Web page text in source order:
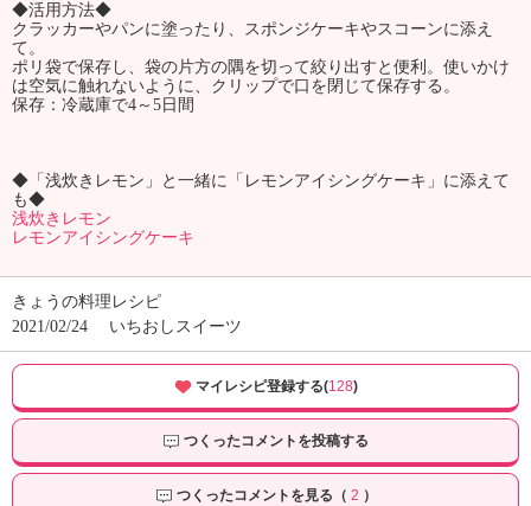
◆活用方法◆
クラッカーやパンに塗ったり、スポンジケーキやスコーンに添え
て。
ポリ袋で保存し、袋の片方の隅を切って絞り出すと便利。使いかけ
は空気に触れないように、クリップで口を閉じて保存する。
保存：冷蔵庫で4～5日間
◆「浅炊きレモン」と一緒に「レモンアイシングケーキ」に添えて
も◆
浅炊きレモン
レモンアイシングケーキ
きょうの料理レシピ
2021/02/24
いちおしスイーツ
マイレシピ登録する(128)
つくったコメントを投稿する
つくったコメントを見る（ 2 ）